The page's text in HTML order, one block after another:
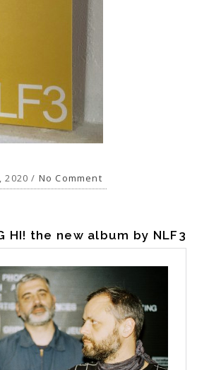
FR EN
2020 / No Comment
HI! the new album by NLF3